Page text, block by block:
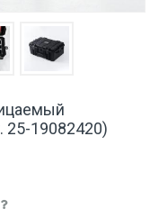
25-19082420)